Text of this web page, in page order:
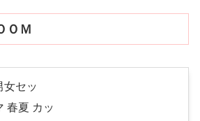
ＯＭ
女セッ
春夏 カッ